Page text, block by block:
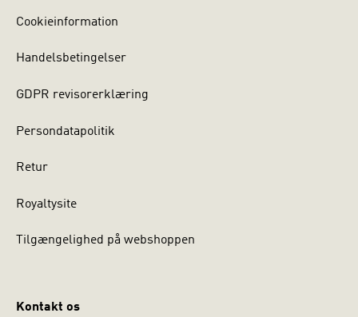
Cookieinformation
Handelsbetingelser
GDPR revisorerklæring
Persondatapolitik
Retur
Royaltysite
Tilgængelighed på webshoppen
Kontakt os